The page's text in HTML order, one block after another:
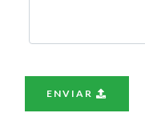
ENVIAR